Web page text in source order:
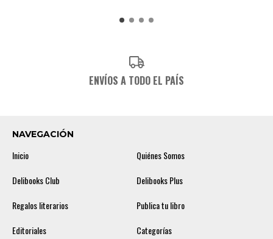
ENVÍOS A TODO EL PAÍS
NAVEGACIÓN
Inicio
Quiénes Somos
Delibooks Club
Delibooks Plus
Regalos literarios
Publica tu libro
Editoriales
Categorías